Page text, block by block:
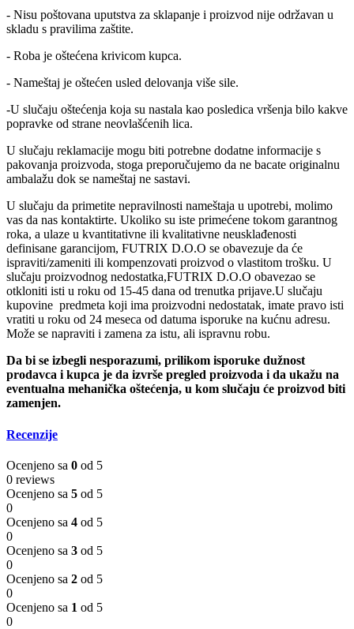
- Nisu poštovana uputstva za sklapanje i proizvod nije održavan u
skladu s pravilima zaštite.
- Roba je oštećena krivicom kupca.
- Nameštaj je oštećen usled delovanja više sile.
-U slučaju oštećenja koja su nastala kao posledica vršenja bilo kakve
popravke od strane neovlašćenih lica.
U slučaju reklamacije mogu biti potrebne dodatne informacije s
pakovanja proizvoda, stoga preporučujemo da ne bacate originalnu
ambalažu dok se nameštaj ne sastavi.
U slučaju da primetite nepravilnosti nameštaja u upotrebi, molimo
vas da nas kontaktirte. Ukoliko su iste primećene tokom garantnog
roka, a ulaze u kvantitativne ili kvalitativne neusklađenosti
definisane garancijom, FUTRIX D.O.O se obavezuje da će
ispraviti/zameniti ili kompenzovati proizvod o vlastitom trošku. U
slučaju proizvodnog nedostatka,FUTRIX D.O.O obavezao se
otkloniti isti u roku od 15-45 dana od trenutka prijave.U slučaju
kupovine predmeta koji ima proizvodni nedostatak, imate pravo isti
vratiti u roku od 24 meseca od datuma isporuke na kućnu adresu.
Može se napraviti i zamena za istu, ali ispravnu robu.
Da bi se izbegli nesporazumi, prilikom isporuke dužnost
prodavca i kupca je da izvrše pregled proizvoda i da ukažu na
eventualna mehanička oštećenja, u kom slučaju će proizvod biti
zamenjen.
Recenzije
Ocenjeno sa 0 od 5
0 reviews
Ocenjeno sa 5 od 5
0
Ocenjeno sa 4 od 5
0
Ocenjeno sa 3 od 5
0
Ocenjeno sa 2 od 5
0
Ocenjeno sa 1 od 5
0